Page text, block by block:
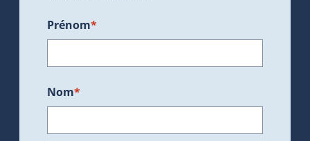
Prénom*
Nom*